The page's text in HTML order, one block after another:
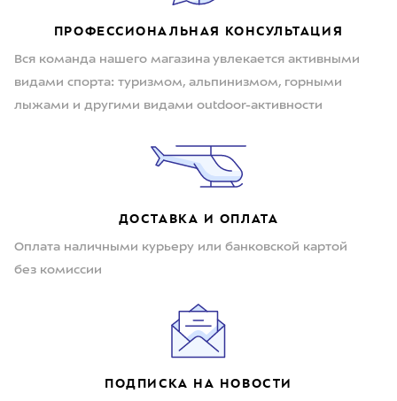
ПРОФЕССИОНАЛЬНАЯ КОНСУЛЬТАЦИЯ
Вся команда нашего магазина увлекается активными
видами спорта: туризмом, альпинизмом, горными
лыжами и другими видами outdoor-активности
ДОСТАВКА И ОПЛАТА
Оплата наличными курьеру или банковской картой
без комиссии
ПОДПИСКА НА НОВОСТИ